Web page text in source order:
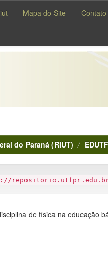
Mapa do Site Contato
do Paraná (RIUT)
de física na educação